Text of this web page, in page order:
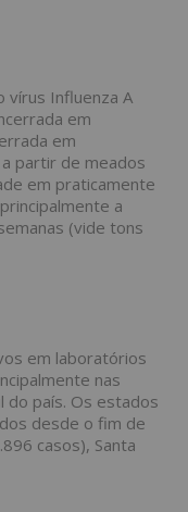
vírus Influenza A
em
em
partir de meados
em praticamente
a
(vide tons
em laboratórios
nas
do país. Os estados
desde o fim de
casos), Santa